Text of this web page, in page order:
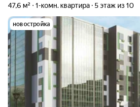
47,6 м² 1-комн. квартира 5 этаж из 10
новостройка